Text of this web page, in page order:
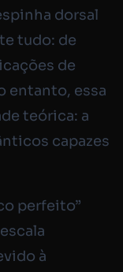
dorsal
tudo: de
de
entanto, essa
teórica: a
capazes
perfeito”
à